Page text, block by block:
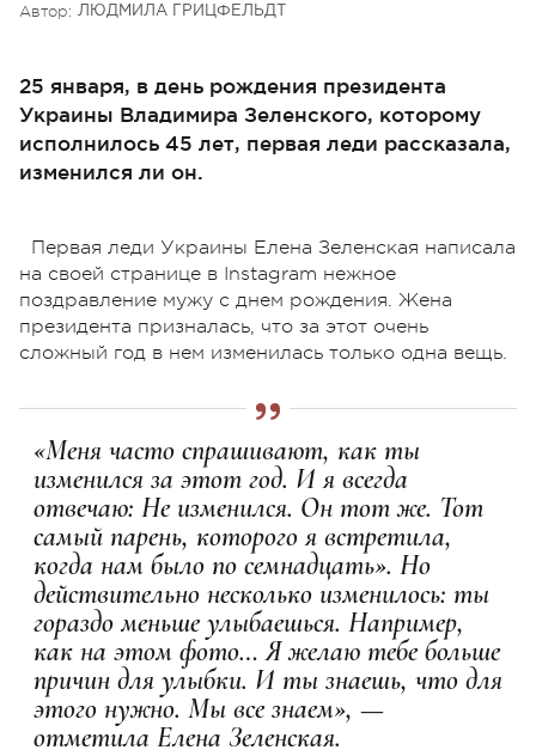
Автор: ЛЮДМИЛА ГРИЦФЕЛЬДТ
25 января, в день рождения президента
Украины Владимира Зеленского, которому
исполнилось 45 лет, первая леди рассказала,
изменился ли он.
Первая леди Украины Елена Зеленская написала
на своей странице в Instagram нежное
поздравление мужу с днем рождения. Жена
президента призналась, что за этот очень
сложный год в нем изменилась только одна вещь.
«Меня часто спрашивают, как ты
изменился за этот год. И я всегда
отвечаю: Не изменился. Он тот же. Тот
самый парень, которого я встретила,
когда нам было по семнадцать». Но
действительно несколько изменилось: ты
гораздо меньше улыбаешься. Например,
как на этом фото… Я желаю тебе больше
причин для улыбки. И ты знаешь, что для
этого нужно. Мы все знаем», —
отметила Елена Зеленская.